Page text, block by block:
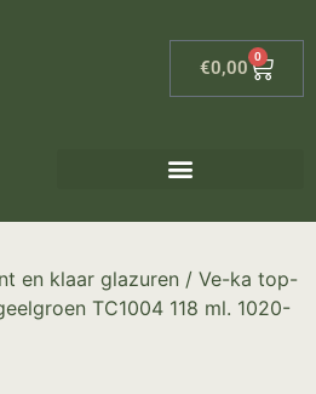
€0,00
0
en klaar glazuren / Ve-ka top-
TC1004 118 ml. 1020-